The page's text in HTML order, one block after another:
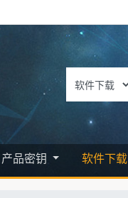
产品密钥 软件下载